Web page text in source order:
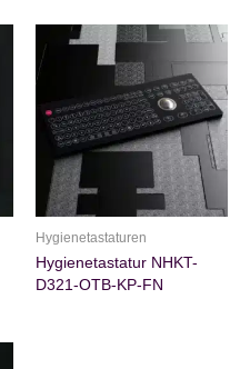
Hygienetastaturen
Hygienetastatur NHKT-
D321-OTB-KP-FN